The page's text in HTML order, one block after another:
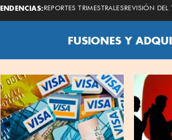
REPORTES TRIMESTRALESREVISIÓN DEL
FUSIONES Y